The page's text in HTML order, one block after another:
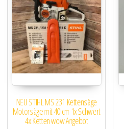
NEU STIHL MS 231 Kettensäge
Motorsäge mit 40 cm 1x Schwert
4x Ketten wow Angebot